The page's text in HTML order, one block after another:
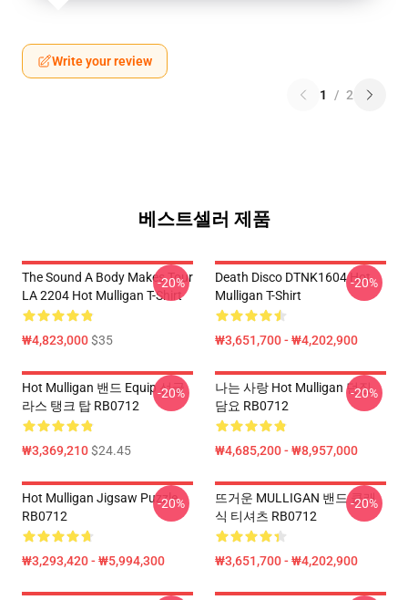
Write your review
1 / 2
베스트셀러 제품
The Sound A Body Makes Tour
LA 2204 Hot Mulligan T-Shirt
₩4,823,000$35
-20%
Death Disco DTNK1604 Hot
Mulligan T-Shirt
₩3,651,700 - ₩4,202,900
-20%
Hot Mulligan 밴드 Equip 선글
라스 탱크 탑 RB0712
₩3,369,210$24.45
-20%
나는 사랑 Hot Mulligan 던짐
담요 RB0712
₩4,685,200 - ₩8,957,000
-20%
Hot Mulligan Jigsaw Puzzle
RB0712
₩3,293,420 - ₩5,994,300
-20%
뜨거운 MULLIGAN 밴드 클래
식 티셔츠 RB0712
₩3,651,700 - ₩4,202,900
-20%